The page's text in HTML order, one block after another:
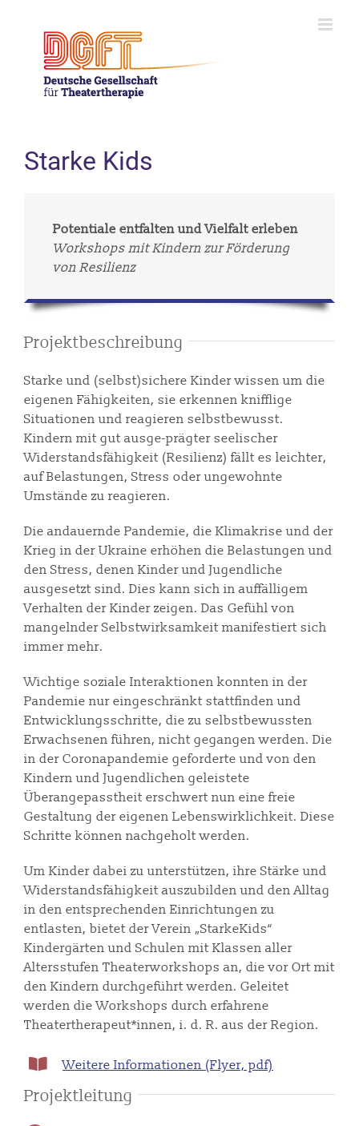
content
Starke Kids
Potentiale entfalten und Vielfalt erleben
Workshops mit Kindern zur Förderung
von Resilienz
Projektbeschreibung
Starke und (selbst)sichere Kinder wissen um die
eigenen Fähigkeiten, sie erkennen knifflige
Situationen und reagieren selbstbewusst.
Kindern mit gut ausge-prägter seelischer
Widerstandsfähigkeit (Resilienz) fällt es leichter,
auf Belastungen, Stress oder ungewohnte
Umstände zu reagieren.
Die andauernde Pandemie, die Klimakrise und der
Krieg in der Ukraine erhöhen die Belastungen und
den Stress, denen Kinder und Jugendliche
ausgesetzt sind. Dies kann sich in auffälligem
Verhalten der Kinder zeigen. Das Gefühl von
mangelnder Selbstwirksamkeit manifestiert sich
immer mehr.
Wichtige soziale Interaktionen konnten in der
Pandemie nur eingeschränkt stattfinden und
Entwicklungsschritte, die zu selbstbewussten
Erwachsenen führen, nicht gegangen werden. Die
in der Coronapandemie geforderte und von den
Kindern und Jugendlichen geleistete
Überangepasstheit erschwert nun eine freie
Gestaltung der eigenen Lebenswirklichkeit. Diese
Schritte können nachgeholt werden.
Um Kinder dabei zu unterstützen, ihre Stärke und
Widerstandsfähigkeit auszubilden und den Alltag
in den entsprechenden Einrichtungen zu
entlasten, bietet der Verein „StarkeKids“
Kindergärten und Schulen mit Klassen aller
Altersstufen Theaterworkshops an, die vor Ort mit
den Kindern durchgeführt werden. Geleitet
werden die Workshops durch erfahrene
Theatertherapeut*innen, i. d. R. aus der Region.
Weitere Informationen (Flyer, pdf)
Projektleitung